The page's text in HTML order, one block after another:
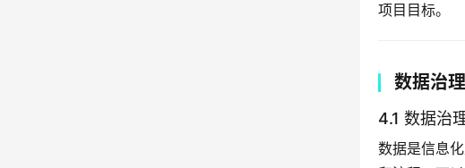
项目目标。
数据治
4.1 数据治
数据是信息